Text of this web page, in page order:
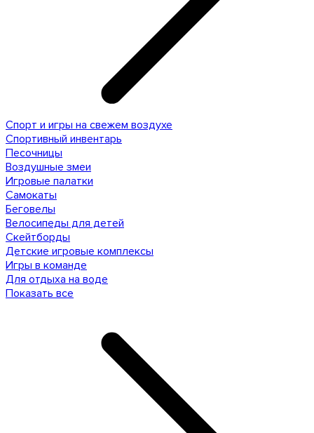
Спорт и игры на свежем воздухе
Спортивный инвентарь
Песочницы
Воздушные змеи
Игровые палатки
Самокаты
Беговелы
Велосипеды для детей
Скейтборды
Детские игровые комплексы
Игры в команде
Для отдыха на воде
Показать все